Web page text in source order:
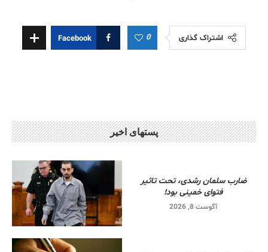
اشتراک گذاری 0
Facebook
پستهای اخیر
ضارب سلمان رشدی، تحت تاثیر
فتوای خمینی بود!
آگوست 8, 2026